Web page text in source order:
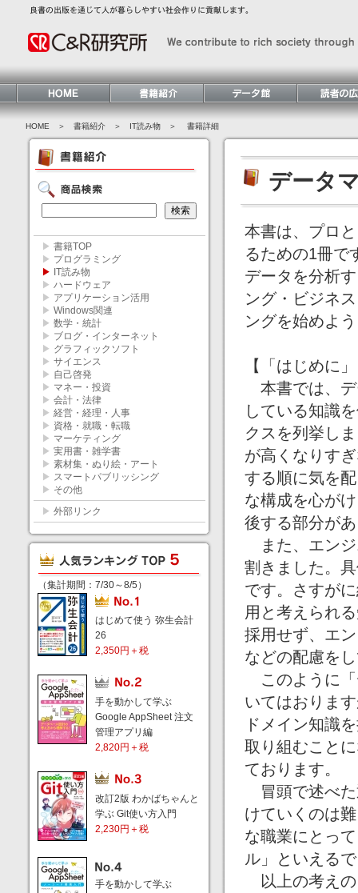
HOME ＞ 書籍紹介 ＞ IT読み物＞ 書籍詳細
▶ 書籍TOP
▶ プログラミング
▶ IT読み物
▶ ハードウェア
▶ アプリケーション活用
▶ Windows関連
▶ 数学・統計
▶ ブログ・インターネット
▶ グラフィックソフト
▶ サイエンス
▶ 自己啓発
▶ マネー・投資
▶ 会計・法律
▶ 経営・経理・人事
▶ 資格・就職・転職
▶ マーケティング
▶ 実用書・雑学書
▶ 素材集・ぬり絵・アート
▶ スマートパブリッシング
▶ その他
▶ 外部リンク
（集計期間：7/30～8/5）
はじめて使う 弥生会計
26
2,350円＋税
手を動かして学ぶ
Google AppSheet 注文
管理アプリ編
2,820円＋税
改訂2版 わかばちゃんと
学ぶ Git使い方入門
2,230円＋税
手を動かして学ぶ
データ
本書は、プロ
るための1冊で
データを分析
ング・ビジネ
ングを始めよ
【「はじめに
本書では、デ
している知識
クスを列挙し
が高くなりす
する順に気を
な構成を心が
後する部分が
また、エンジ
割きました。
です。さすが
用と考えられ
採用せず、エ
などの配慮を
このように「
いてはおりま
ドメイン知識
取り組むこと
ております。
冒頭で述べた
けていくのは
な職業にとっ
ル」といえる
以上の考えの